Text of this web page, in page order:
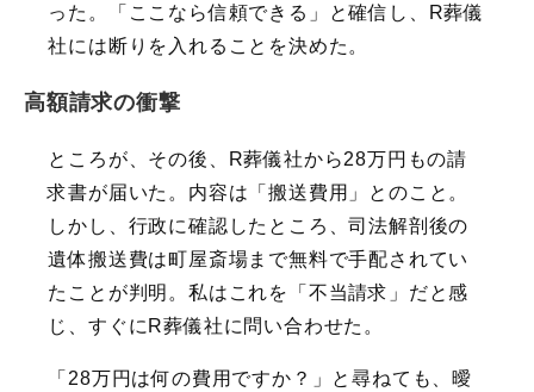
った。「ここなら信頼できる」と確信し、R葬儀
社には断りを入れることを決めた。
高額請求の衝撃
ところが、その後、R葬儀社から28万円もの請
求書が届いた。内容は「搬送費用」とのこと。
しかし、行政に確認したところ、司法解剖後の
遺体搬送費は町屋斎場まで無料で手配されてい
たことが判明。私はこれを「不当請求」だと感
じ、すぐにR葬儀社に問い合わせた。
「28万円は何の費用ですか？」と尋ねても、曖